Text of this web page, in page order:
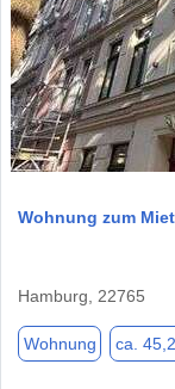
Wohnung zum
Hamburg, 22765
Wohnung ca.